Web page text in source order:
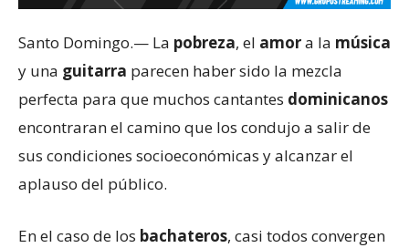
Santo Domingo.— La pobreza, el amora la música
y una guitarra parecen haber sido la mezcla
perfecta para que muchos cantantes dominicanos
encontraran el camino que los condujo a salir de
sus condiciones socioeconómicas y alcanzar el
aplauso del público.
En el caso de los bachateros, casi todos convergen